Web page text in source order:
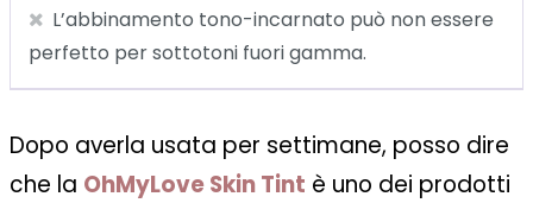
L’abbinamento tono-incarnato può non essere
perfetto per sottotoni fuori gamma.
Dopo averla usata per settimane, posso dire
che la OhMyLove Skin Tint è uno dei prodotti